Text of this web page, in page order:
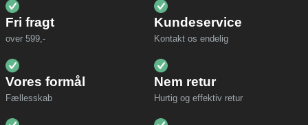
Fri fragt
over 599,-
Kundeservice
Kontakt os endelig
Vores formål
Fællesskab
Nem retur
Hurtig og effektiv retur